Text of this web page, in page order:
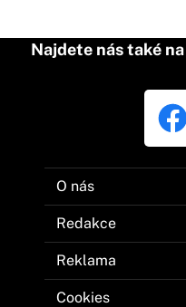
Najdete nás také
O nás
Redakce
Reklama
Cookies